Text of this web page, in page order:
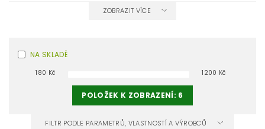
ZOBRAZIT VÍCE
NA SKLADĚ
180 Kč 1200 Kč
POLOŽEK K ZOBRAZENÍ: 6
FILTR PODLE PARAMETRŮ, VLASTNOSTÍ A VÝROBCŮ